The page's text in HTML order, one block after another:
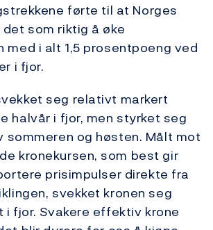
førte til at Norges
som riktig å øke
med i alt 1,5 prosentpoeng ved
i fjor.
seg relativt markert
halvår i fjor, men styrket seg
sommeren og høsten. Målt mot
kronekursen, som best gir
prisimpulser direkte fra
svekket kronen seg
i fjor. Svakere effektiv krone